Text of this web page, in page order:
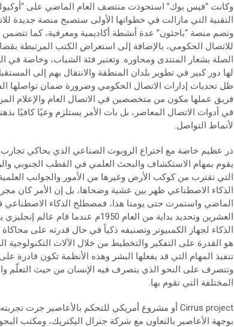
وكانت “فيس بوك” استحوذت منتصف العام الماضي على
التقنية التي مازالت في خطواتها الأولى ستصبح منصة جديدة
وتضم منصة “باحثون” عدة أنشطة أكاديمية ومعرفية، كما
للاتصال الحكومي، بالإضافة إلى استعراض الكتب المرتبطة
الصلة بشعار المنتدى ومحاوره. وتعتبر فئة الشباب، وخاصة في
لها دور كبير في تطوير بلدان المنطقة والانتقال بهم إلى
ظل تحديات إدارات الاتصال الحكومي وضرورة ضمان تواصلها
فريق عملها مكون من متخصصين في الاتصال العام والإعلام
في أدوات الاتصال المعاصر، بل بات الأمر يستلزم وعيًا كافيًا
لأنماط التواصل.
ذر عظيم خاصة مع اختراع الروبوت الصناعي الذي يحاكي
يقوم بمهام الاستكشاف والبحث العلمي في القطب الجنوبي
التي تقترب من كوكب الأرض وغيرها من الأمور والجوانب
الذكاء الاصطناعي ظهر بين عشية وضحاها، بل إن الأمر كان
الماضي واستمرت حتى يومنا هذا، فمصطلح الذكاء
العشرين وتحديد بداية من العام 1950م
الذكاء لجهاز الكمبيوتر وتصنيفه ذكياً في حال قدرته على
هو القدرة على التفكير والتخطيط من خلال الآلات
تنفيذ المهام التي قد يفعلها البشر وهذه الأنظمة تكون قادرة
وتتصرف على النحو الذي يتصرف فيه الإنسان من حيث التعلّم
المختلفة التي تقوم بها.
بوجهة الأعاصير بالتعاون مع شركة جنرال اليكتريك، ومكتب